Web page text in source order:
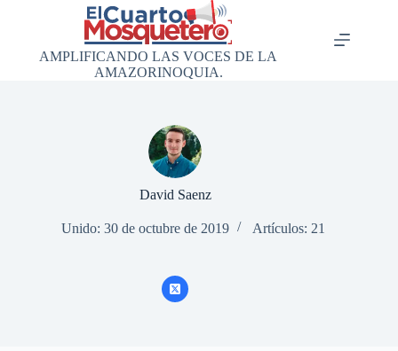
AMPLIFICANDO LAS VOCES DE LA
AMAZORINOQUIA.
David Saenz
Unido: 30 de octubre de 2019 Artículos: 21